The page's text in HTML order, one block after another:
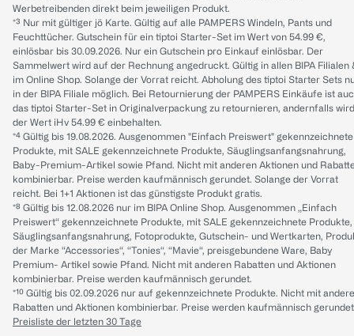
Werbetreibenden direkt beim jeweiligen Produkt.
*³ Nur mit gültiger jö Karte. Gültig auf alle PAMPERS Windeln, Pants und
Feuchttücher. Gutschein für ein tiptoi Starter-Set im Wert von 54.99 €,
einlösbar bis 30.09.2026. Nur ein Gutschein pro Einkauf einlösbar. Der
Sammelwert wird auf der Rechnung angedruckt. Gültig in allen BIPA Filialen
im Online Shop. Solange der Vorrat reicht. Abholung des tiptoi Starter Sets
in der BIPA Filiale möglich. Bei Retournierung der PAMPERS Einkäufe ist
das tiptoi Starter-Set in Originalverpackung zu retournieren, andernfalls wird
der Wert iHv 54.99 € einbehalten.
*⁴ Gültig bis 19.08.2026. Ausgenommen "Einfach Preiswert" gekennzeichnete
Produkte, mit SALE gekennzeichnete Produkte, Säuglingsanfangsnahrung,
Baby-Premium-Artikel sowie Pfand. Nicht mit anderen Aktionen und
kombinierbar. Preise werden kaufmännisch gerundet. Solange der Vorrat
reicht. Bei 1+1 Aktionen ist das günstigste Produkt gratis.
*⁸ Gültig bis 12.08.2026 nur im BIPA Online Shop. Ausgenommen „Einfach
Preiswert“ gekennzeichnete Produkte, mit SALE gekennzeichnete Produkte,
Säuglingsanfangsnahrung, Fotoprodukte, Gutschein- und Wertkarten,
der Marke “Accessories“, “Tonies“, “Mavie“, preisgebundene Ware, Baby
Premium- Artikel sowie Pfand. Nicht mit anderen Rabatten und Aktionen
kombinierbar. Preise werden kaufmännisch gerundet.
*¹⁰ Gültig bis 02.09.2026 nur auf gekennzeichnete Produkte. Nicht mit
Rabatten und Aktionen kombinierbar. Preise werden kaufmännisch
Preisliste der letzten 30 Tage